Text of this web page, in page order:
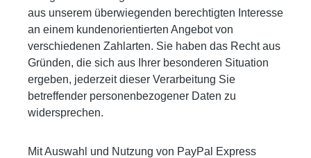
aus unserem überwiegenden berechtigten Interesse
an einem kundenorientierten Angebot von
verschiedenen Zahlarten. Sie haben das Recht aus
Gründen, die sich aus Ihrer besonderen Situation
ergeben, jederzeit dieser Verarbeitung Sie
betreffender personenbezogener Daten zu
widersprechen.
Mit Auswahl und Nutzung von PayPal Express